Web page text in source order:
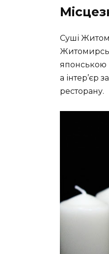
Суші
японською
а інтер’єр
ресторану.